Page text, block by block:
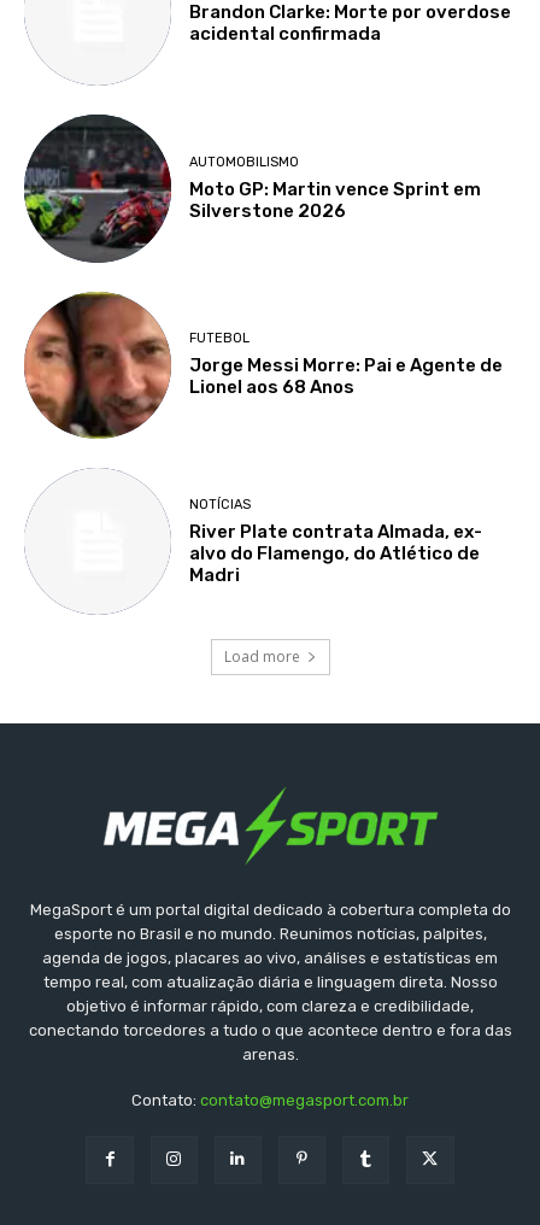
Brandon Clarke: Morte por overdose
acidental confirmada
AUTOMOBILISMO
Moto GP: Martin vence Sprint em
Silverstone 2026
FUTEBOL
Jorge Messi Morre: Pai e Agente de
Lionel aos 68 Anos
NOTÍCIAS
River Plate contrata Almada, ex-
alvo do Flamengo, do Atlético de
Madri
Load more
MegaSport é um portal digital dedicado à cobertura completa do
esporte no Brasil e no mundo. Reunimos notícias, palpites,
agenda de jogos, placares ao vivo, análises e estatísticas em
tempo real, com atualização diária e linguagem direta. Nosso
objetivo é informar rápido, com clareza e credibilidade,
conectando torcedores a tudo o que acontece dentro e fora das
arenas.
Contato: contato@megasport.com.br